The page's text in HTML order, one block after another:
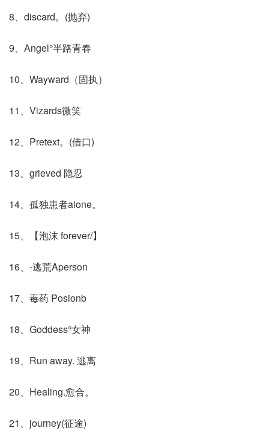
8、discard。(抛弃)
9、Angel°半路青春
10、Wayward（固执）
11、Vizards微笑
12、Pretext。(借口)
13、grieved 隐忍
14、孤独患者alone。
15、【泡沫 forever/】
16、-逃荒Apersonゞ
17、毒药 Posionb
18、Goddess°女神
19、Run away. 逃离
20、Healing.愈合。
21、journey(征途)